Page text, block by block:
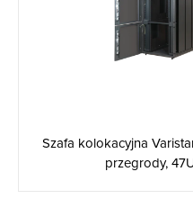
Szafa kolokacyjna
przegrody,